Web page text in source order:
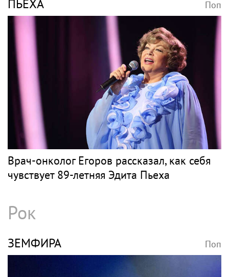
ПЬЕХА Поп
Врач-онколог Егоров рассказал, как себя
чувствует 89-летняя Эдита Пьеха
Рок
ЗЕМФИРА Поп